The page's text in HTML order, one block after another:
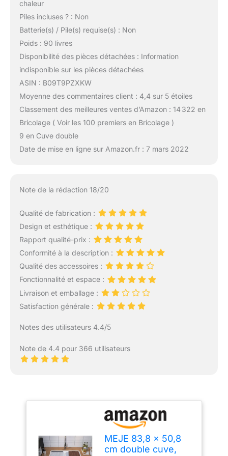
chaleur
Piles incluses ? : Non
Batterie(s) / Pile(s) requise(s) : Non
Poids : 90 livres
Disponibilité des pièces détachées : Information
indisponible sur les pièces détachées
ASIN : B09T9PZXKW
Moyenne des commentaires client : 4,4 sur 5 étoiles
Classement des meilleures ventes d’Amazon : 14 322 en
Bricolage ( Voir les 100 premiers en Bricolage )
9 en Cuve double
Date de mise en ligne sur Amazon.fr : 7 mars 2022
Note de la rédaction 18/20
Qualité de fabrication :
Design et esthétique :
Rapport qualité-prix :
Conformité à la description :
Qualité des accessoires :
Fonctionnalité et espace :
Livraison et emballage :
Satisfaction générale :
Notes des utilisateurs 4.4/5
Note de 4.4 pour 366 utilisateurs
MEJE 83,8 x 50,8
cm double cuve,